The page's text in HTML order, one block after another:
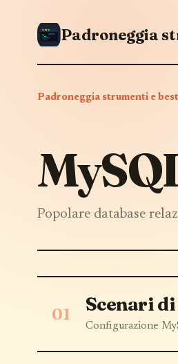
Padroneggia strumenti e
Popolare database
01 Scenari
Configurazione